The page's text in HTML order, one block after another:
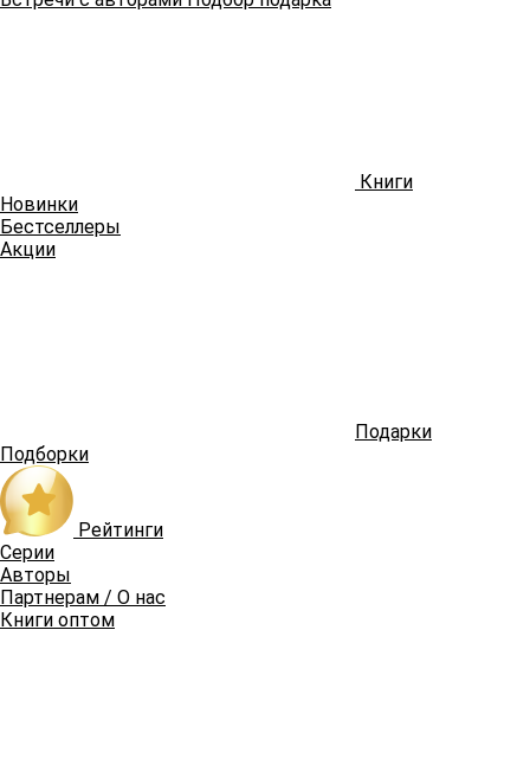
Книги
Новинки
Бестселлеры
Акции
Подарки
Подборки
Рейтинги
Серии
Авторы
Партнерам / О нас
Книги оптом